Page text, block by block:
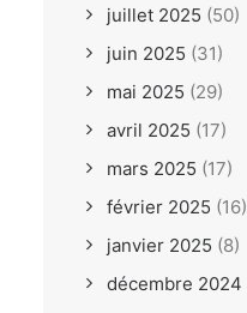
juillet 2025 (50)
juin 2025 (31)
mai 2025 (29)
avril 2025 (17)
mars 2025 (17)
février 2025 (16)
janvier 2025 (8)
décembre 2024